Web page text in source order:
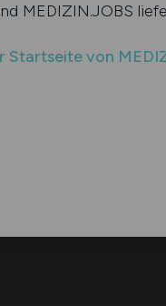
MEDIZIN.JOBS
Startseite von